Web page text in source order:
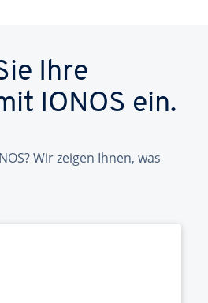
Ihre
IONOS ein.
Wir zeigen Ihnen, was